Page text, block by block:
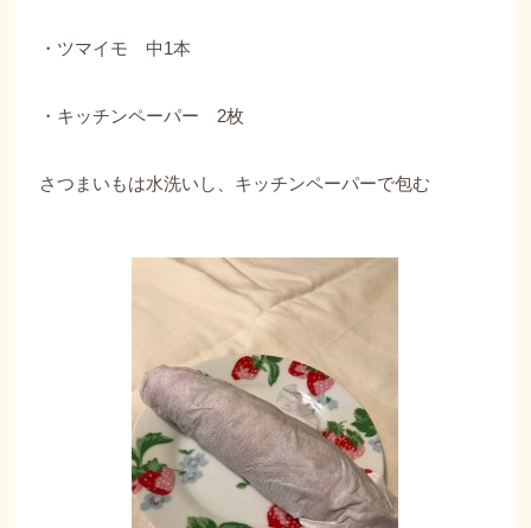
・ツマイモ 中1本
・キッチンペーパー 2枚
さつまいもは水洗いし、キッチンペーパーで包む